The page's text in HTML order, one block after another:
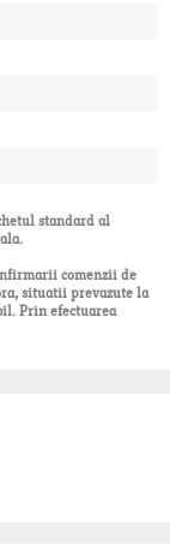
standard al
comenzii de
situatii prevazute la
Prin efectuarea